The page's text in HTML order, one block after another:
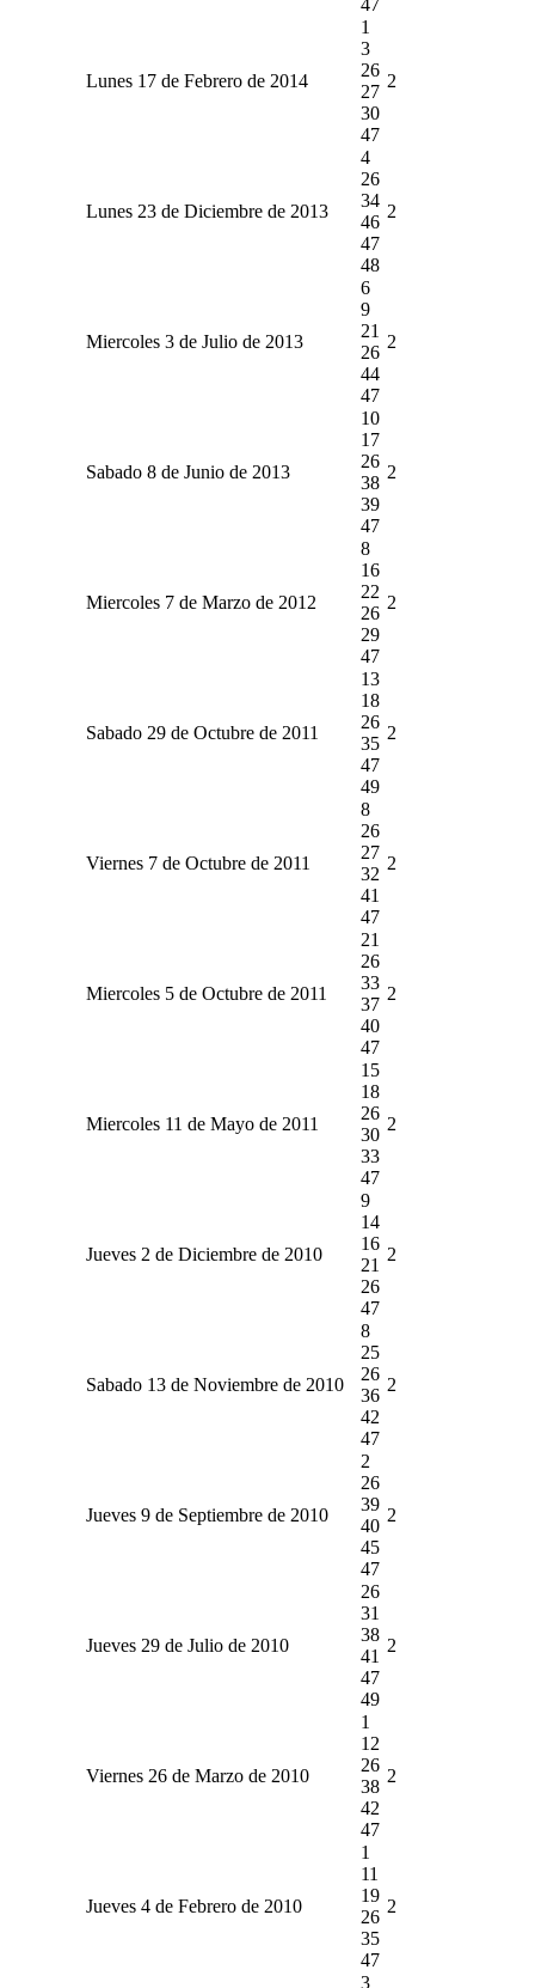
Lunes 17 de Febrero de 2014
1
3
26
27
30
47
2
Lunes 23 de Diciembre de 2013
4
26
34
46
47
48
2
Miercoles 3 de Julio de 2013
6
9
21
26
44
47
2
Sabado 8 de Junio de 2013
10
17
26
38
39
47
2
Miercoles 7 de Marzo de 2012
8
16
22
26
29
47
2
Sabado 29 de Octubre de 2011
13
18
26
35
47
49
2
Viernes 7 de Octubre de 2011
8
26
27
32
41
47
2
Miercoles 5 de Octubre de 2011
21
26
33
37
40
47
2
Miercoles 11 de Mayo de 2011
15
18
26
30
33
47
2
Jueves 2 de Diciembre de 2010
9
14
16
21
26
47
2
Sabado 13 de Noviembre de 2010
8
25
26
36
42
47
2
Jueves 9 de Septiembre de 2010
2
26
39
40
45
47
2
Jueves 29 de Julio de 2010
26
31
38
41
47
49
2
Viernes 26 de Marzo de 2010
1
12
26
38
42
47
2
Jueves 4 de Febrero de 2010
1
11
19
26
35
47
2
3